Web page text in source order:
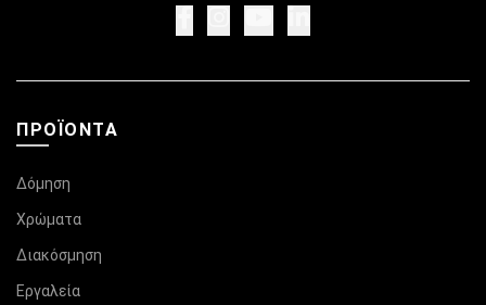
ΠΡΟΪΌΝΤΑ
Δόμηση
Χρώματα
Διακόσμηση
Εργαλεία